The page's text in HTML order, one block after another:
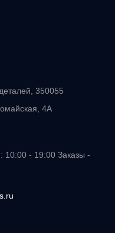
350055
4А
10:00 - 19:00 Заказы -